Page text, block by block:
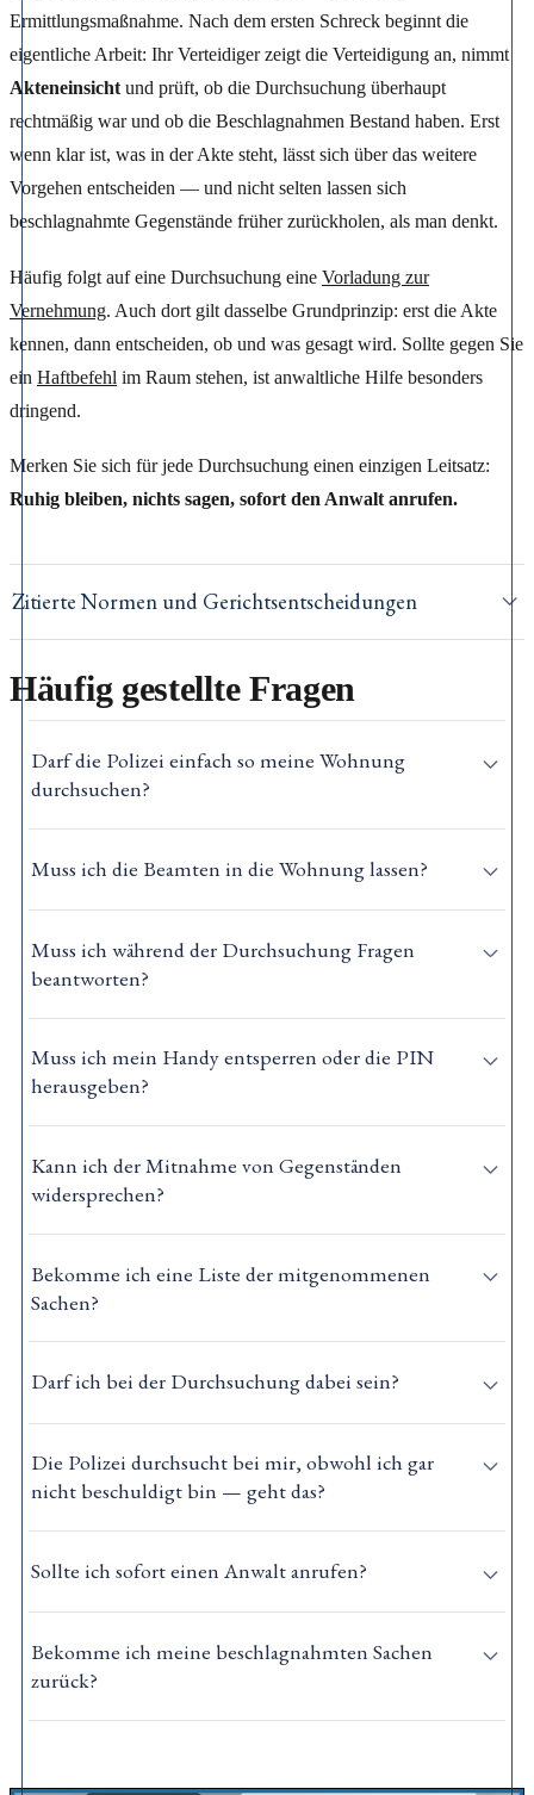
Ermittlungsmaßnahme. Nach dem ersten Schreck beginnt die
eigentliche Arbeit: Ihr Verteidiger zeigt die Verteidigung an, nimmt
Akteneinsicht und prüft, ob die Durchsuchung überhaupt
rechtmäßig war und ob die Beschlagnahmen Bestand haben. Erst
wenn klar ist, was in der Akte steht, lässt sich über das weitere
Vorgehen entscheiden — und nicht selten lassen sich
beschlagnahmte Gegenstände früher zurückholen, als man denkt.
Häufig folgt auf eine Durchsuchung eine Vorladung zur
Vernehmung. Auch dort gilt dasselbe Grundprinzip: erst die Akte
kennen, dann entscheiden, ob und was gesagt wird. Sollte gegen Sie
ein Haftbefehl im Raum stehen, ist anwaltliche Hilfe besonders
dringend.
Merken Sie sich für jede Durchsuchung einen einzigen Leitsatz:
Ruhig bleiben, nichts sagen, sofort den Anwalt anrufen.
Zitierte Normen und Gerichtsentscheidungen
Häufig gestellte Fragen
Darf die Polizei einfach so meine Wohnung
durchsuchen?
Muss ich die Beamten in die Wohnung lassen?
Muss ich während der Durchsuchung Fragen
beantworten?
Muss ich mein Handy entsperren oder die PIN
herausgeben?
Kann ich der Mitnahme von Gegenständen
widersprechen?
Bekomme ich eine Liste der mitgenommenen
Sachen?
Darf ich bei der Durchsuchung dabei sein?
Die Polizei durchsucht bei mir, obwohl ich gar
nicht beschuldigt bin — geht das?
Sollte ich sofort einen Anwalt anrufen?
Bekomme ich meine beschlagnahmten Sachen
zurück?